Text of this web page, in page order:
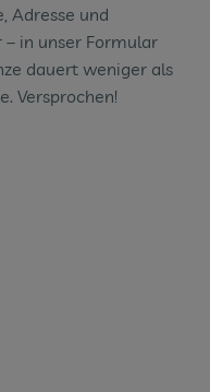
Adresse und
in unser Formular
dauert weniger als
Versprochen!